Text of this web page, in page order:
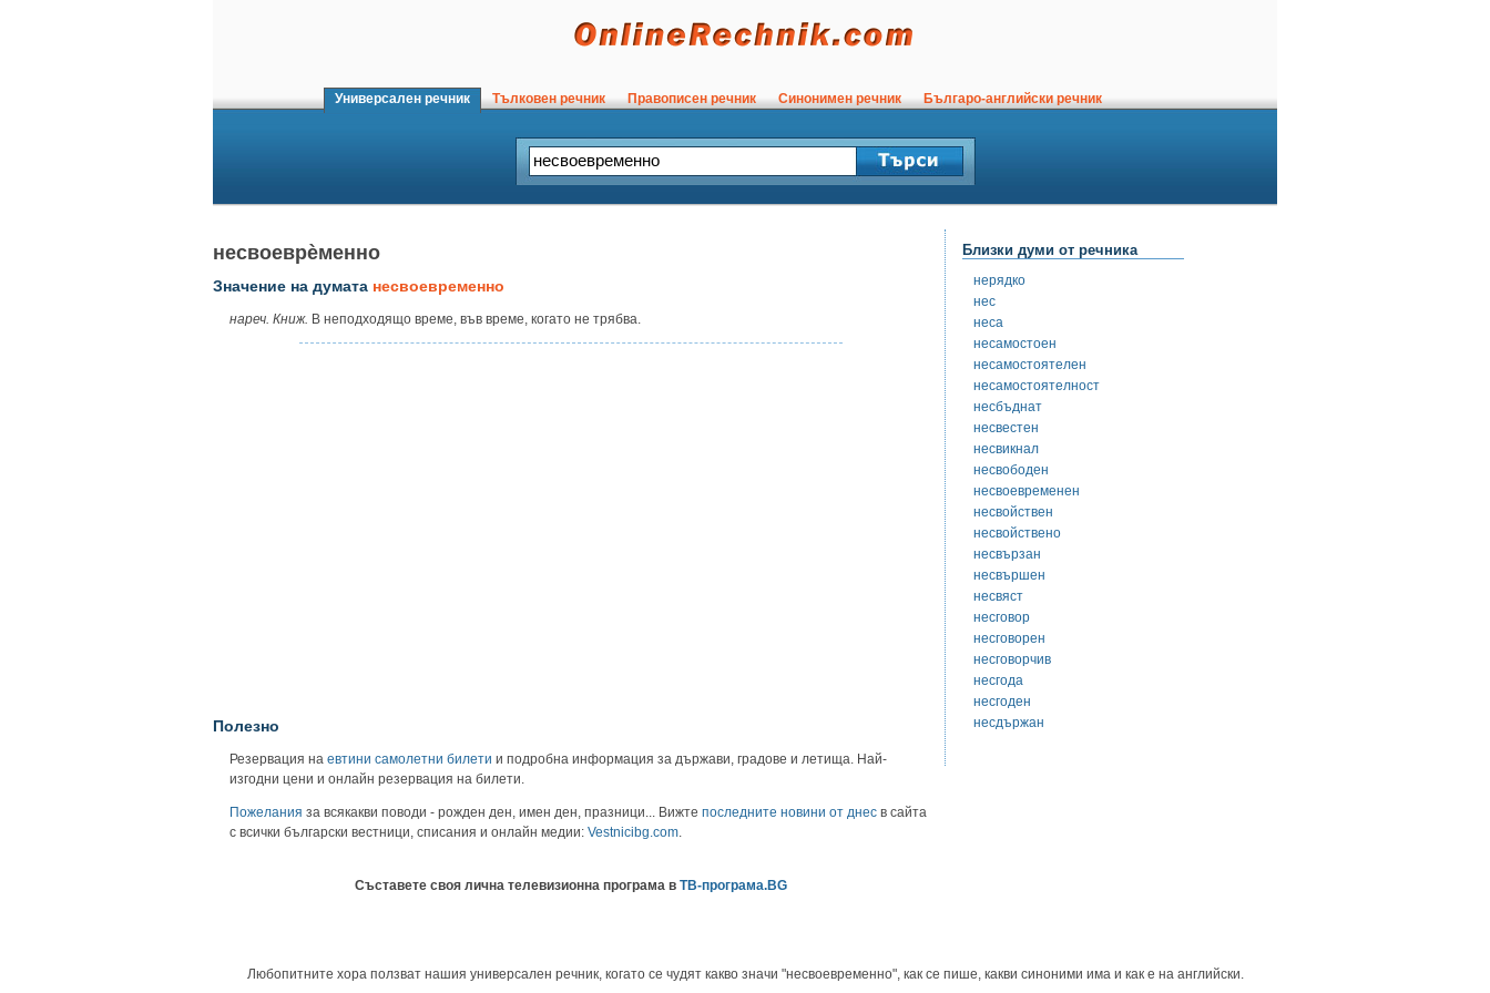
Универсален речник Тълковен речник Правописен речник Синонимен речник Българо-английски речник
несвоеврѐменно
Значение на думата несвоевременно
нареч. Книж. В неподходящо време, във време, когато не трябва.
Полезно
Резервация на евтини самолетни билети и подробна информация за държави, градове и летища. Най-
изгодни цени и онлайн резервация на билети.
Пожелания за всякакви поводи - рожден ден, имен ден, празници... Вижте последните новини от днес в сайта
с всички български вестници, списания и онлайн медии: Vestnicibg.com
Съставете своя лична телевизионна програма в ТВ-програма.BG
Близки думи от речника
нерядко
нес
неса
несамостоен
несамостоятелен
несамостоятелност
несбъднат
несвестен
несвикнал
несвободен
несвоевременен
несвойствен
несвойствено
несвързан
несвършен
несвяст
несговор
несговорен
несговорчив
несгода
несгоден
несдържан
Любопитните хора ползват нашия универсален речник, когато се чудят какво значи "несвоевременно", как се пише, какви синоними има и как е на английски.